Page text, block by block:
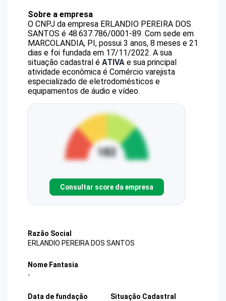
Sobre a empresa
O CNPJ da empresa ERLANDIO PEREIRA DOS
SANTOS é 48.637.786/0001-89. Com sede em
MARCOLANDIA, PI, possui 3 anos, 8 meses e 21
dias e foi fundada em 17/11/2022. A sua
situação cadastral é ATIVA e sua principal
atividade econômica é Comércio varejista
especializado de eletrodomésticos e
equipamentos de áudio e vídeo.
Consultar score da empresa
Razão Social
ERLANDIO PEREIRA DOS SANTOS
Nome Fantasia
-
Data de fundação
Situação Cadastral